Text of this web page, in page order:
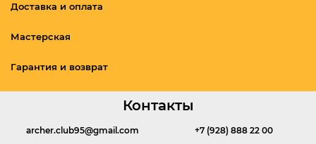
Доставка и оплата
Мастерская
Гарантия и возврат
Контакты
archer.club95@gmail.com +7 (928) 888 22 00